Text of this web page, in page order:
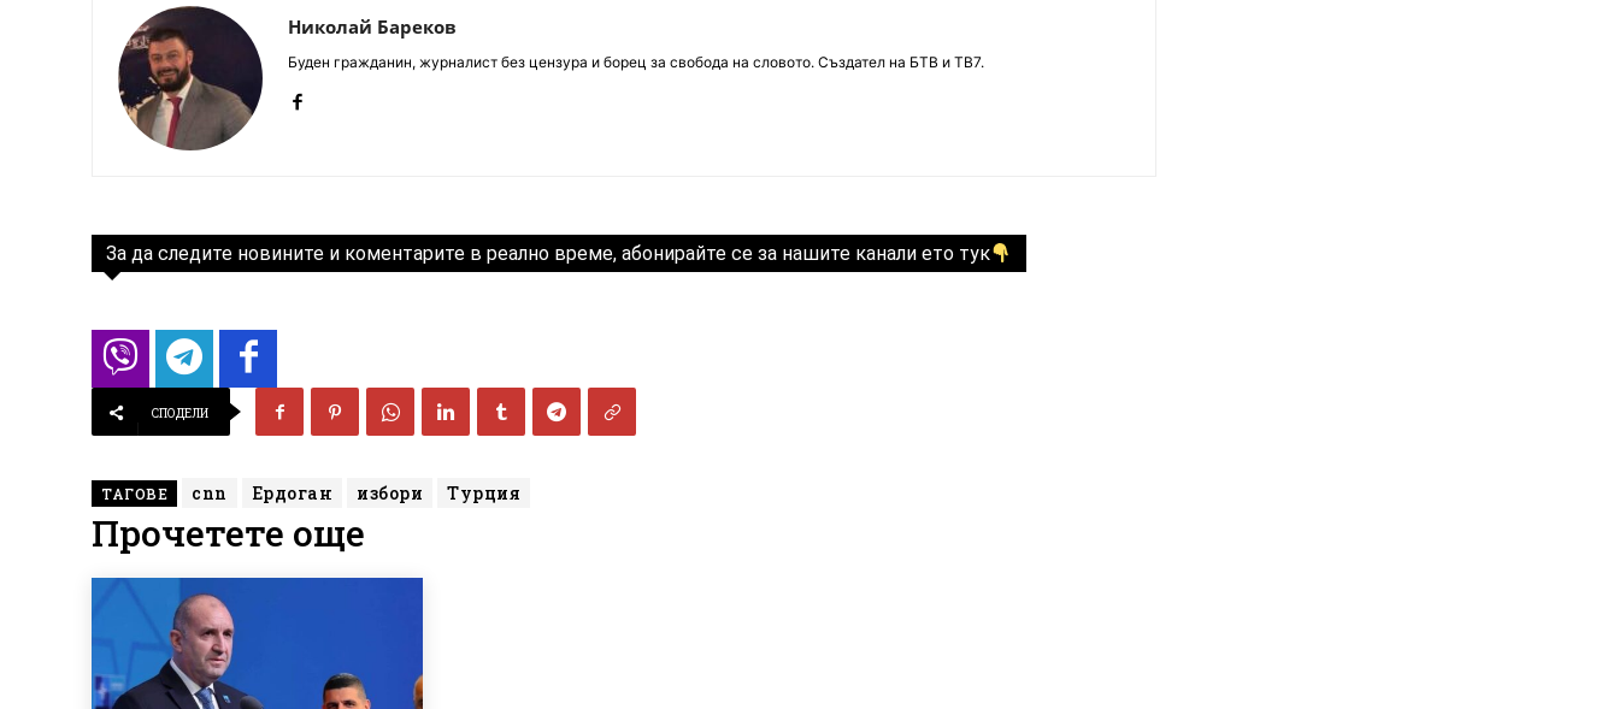
Николай Бареков
Буден гражданин, журналист без цензура и борец за свобода на словото. Създател на БТВ и ТВ7.
За да следите новините и коментарите в реално време, абонирайте се за нашите канали ето тук
СПОДЕЛИ
ТАГОВЕ cnn Ердоган избори Турция
Прочетете още